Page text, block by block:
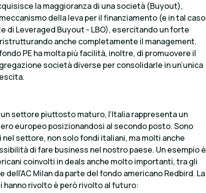
la maggioranza di una società (Buyout),
della leva per il finanziamento (e in tal caso
di Leveraged Buyout - LBO), esercitando un forte
anche completamente il management.
PE ha molta più facilità, inoltre, di promuovere il
società diverse per consolidarle in un’unica
settore piuttosto maturo, l’Italia rappresenta un
europeo posizionandosi al secondo posto. Sono
settore, non solo fondi italiani, ma molti anche
di fare business nel nostro paese. Un esempio è
coinvolti in deals anche molto importanti, tra gli
Milan da parte del fondo americano Redbird. La
rivolto è però rivolto al futuro: